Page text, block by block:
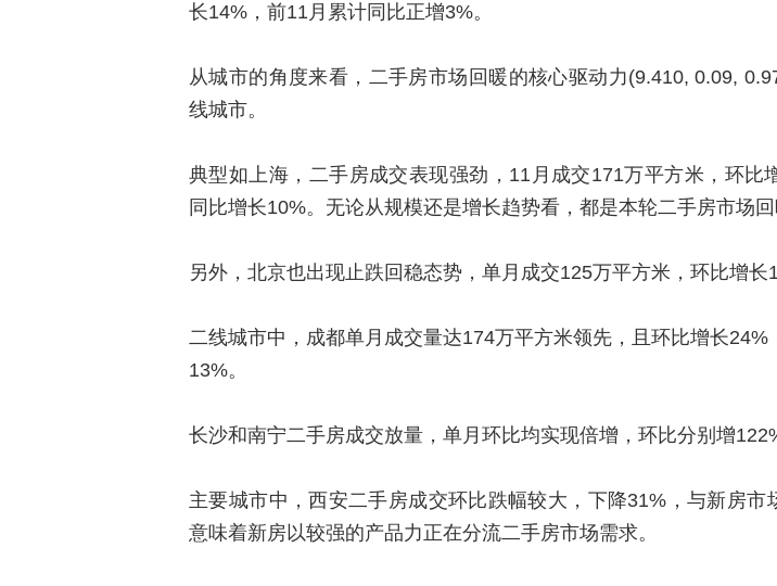
长14%，前11月累计同比正增3%。
从城市的角度来看，二手房市场回暖的核心驱动力(9.410, 0.09,
线城市。
典型如上海，二手房成交表现强劲，11月成交171万平方米，环比
同比增长10%。无论从规模还是增长趋势看，都是本轮二手房市场回
另外，北京也出现止跌回稳态势，单月成交125万平方米，环比增长
二线城市中，成都单月成交量达174万平方米领先，且环比增长24%
13%。
长沙和南宁二手房成交放量，单月环比均实现倍增，环比分别增
主要城市中，西安二手房成交环比跌幅较大，下降31%，与新房市
意味着新房以较强的产品力正在分流二手房市场需求。